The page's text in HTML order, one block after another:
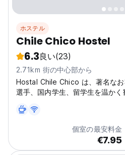
ホステル
Chile Chico Hostel
6.3良い(23)
2.71km 街の中心部から
Hostal Chile Chico は、著名な
選手、国内学生、留学生を温かく
個室の最安料金
€7.95